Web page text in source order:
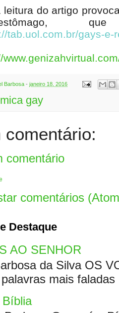
leitura do artigo
tab.uol.com.br/gays-e-
Barbosa - janeiro 18, 2016
gay
comentário:
comentário
comentários
Destaque
AO SENHOR
da Silva OS
mais